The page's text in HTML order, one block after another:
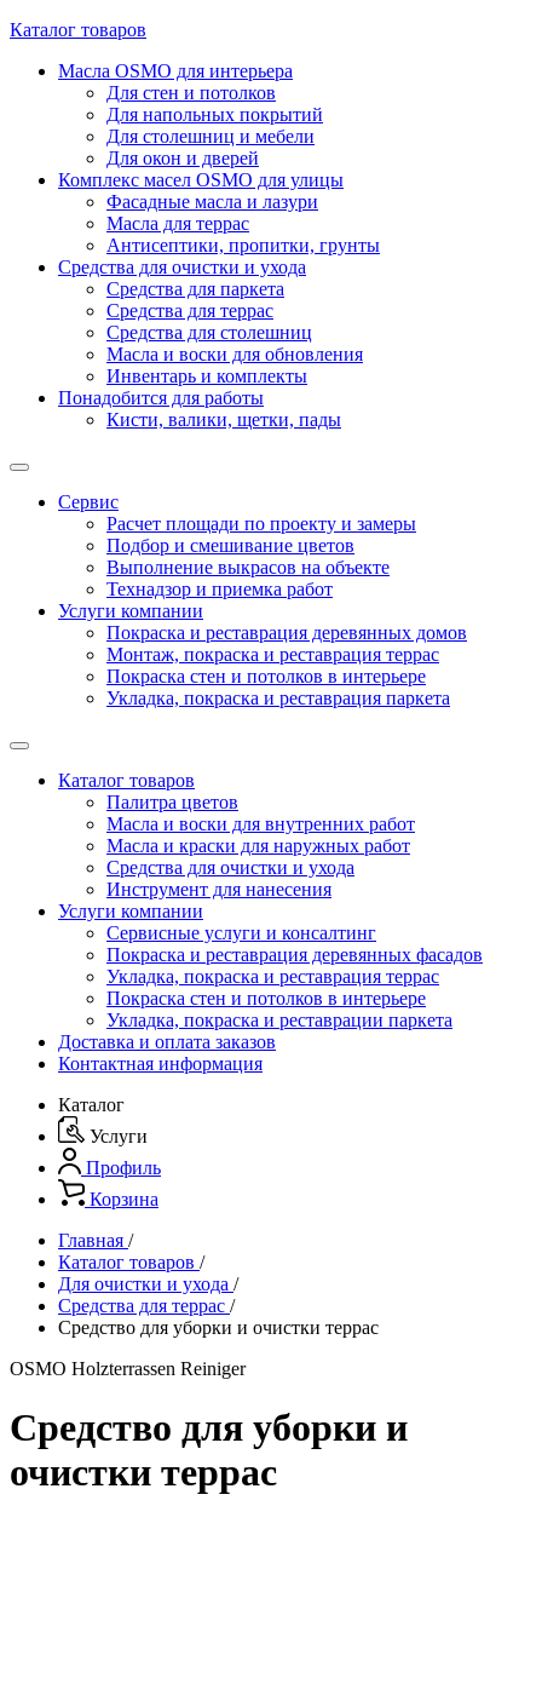
Каталог товаров
Масла OSMO для интерьера
Для стен и потолков
Для напольных покрытий
Для столешниц и мебели
Для окон и дверей
Комплекс масел OSMO для улицы
Фасадные масла и лазури
Масла для террас
Антисептики, пропитки, грунты
Средства для очистки и ухода
Средства для паркета
Средства для террас
Средства для столешниц
Масла и воски для обновления
Инвентарь и комплекты
Понадобится для работы
Кисти, валики, щетки, пады
Сервис
Расчет площади по проекту и замеры
Подбор и смешивание цветов
Выполнение выкрасов на объекте
Технадзор и приемка работ
Услуги компании
Покраска и реставрация деревянных домов
Монтаж, покраска и реставрация террас
Покраска стен и потолков в интерьере
Укладка, покраска и реставрация паркета
Каталог товаров
Палитра цветов
Масла и воски для внутренних работ
Масла и краски для наружных работ
Средства для очистки и ухода
Инструмент для нанесения
Услуги компании
Сервисные услуги и консалтинг
Покраска и реставрация деревянных фасадов
Укладка, покраска и реставрация террас
Покраска стен и потолков в интерьере
Укладка, покраска и реставрации паркета
Доставка и оплата заказов
Контактная информация
Каталог
Услуги
Профиль
Корзина
Главная /
Каталог товаров /
Для очистки и ухода /
Средства для террас /
Средство для уборки и очистки террас
OSMO Holzterrassen Reiniger
Средство для уборки и
очистки террас